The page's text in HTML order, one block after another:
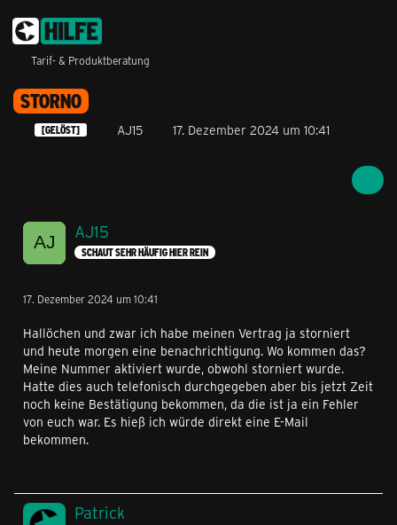
Tarif- & Produktberatung
STORNO
[GELÖST] AJ15 17. Dezember 2024 um 10:41
AJ15
SCHAUT SEHR HÄUFIG HIER REIN
17. Dezember 2024 um 10:41
Hallöchen und zwar ich habe meinen Vertrag ja storniert
und heute morgen eine benachrichtigung. Wo kommen das?
Meine Nummer aktiviert wurde, obwohl storniert wurde.
Hatte dies auch telefonisch durchgegeben aber bis jetzt Zeit
noch keine Bestätigung bekommen, da die ist ja ein Fehler
von euch war. Es hieß ich würde direkt eine E-Mail
bekommen.
Patrick